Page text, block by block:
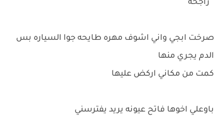
" راجحه "
صرخت ابجي واني اشوف مهره طايحه جوا السياره بس
الدم يجري منها
كمت من مكاني اركض عليها
باوعلي اخوها فاتح عيونه يريد يفترسني